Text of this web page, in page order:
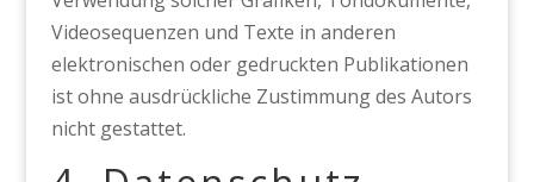
Videosequenzen und Texte in anderen
elektronischen oder gedruckten Publikationen
ist ohne ausdrückliche Zustimmung des Autors
nicht gestattet.